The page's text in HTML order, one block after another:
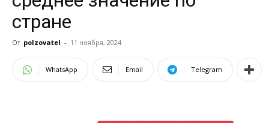
стране
От polzovatel - 11 ноября, 2024
WhatsApp Email Telegram